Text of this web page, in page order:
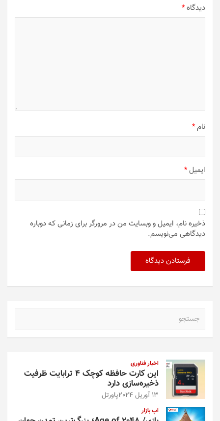
دیدگاه*
نام*
ایمیل*
ذخیره نام، ایمیل و وبسایت من در مرورگر برای زمانی که دوباره
دیدگاهی می‌نویسم.
اخبار فناوری
این کارت حافظه کوچک ۴ ترابایت ظرفیت
ذخیره‌سازی دارد
13 آوریل 2024 پاورتل
اپ بازار